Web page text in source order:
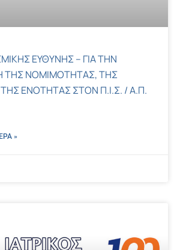
ΕΥΘΥΝΗΣ – ΓΙΑ ΤΗΝ
ΤΗΣ ΝΟΜΙΜΟΤΗΤΑΣ, ΤΗΣ
ΤΗΣ ΕΝΟΤΗΤΑΣ ΣΤΟΝ Π.Ι.Σ. / Α.Π.
»